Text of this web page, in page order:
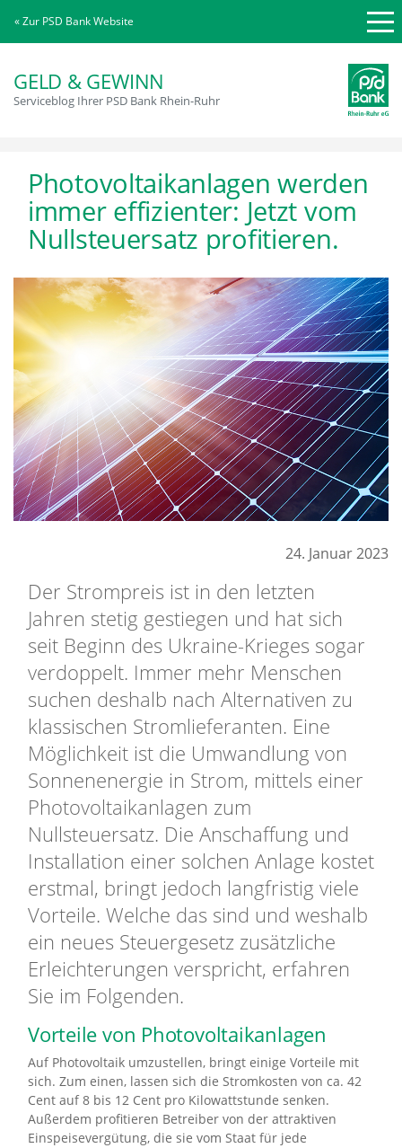
« Zur PSD Bank Website
GELD & GEWINN
Serviceblog Ihrer PSD Bank Rhein-Ruhr
Photovoltaikanlagen werden
immer effizienter: Jetzt vom
Nullsteuersatz profitieren.
24. Januar 2023
Der Strompreis ist in den letzten
Jahren stetig gestiegen und hat sich
seit Beginn des Ukraine-Krieges sogar
verdoppelt. Immer mehr Menschen
suchen deshalb nach Alternativen zu
klassischen Stromlieferanten. Eine
Möglichkeit ist die Umwandlung von
Sonnenenergie in Strom, mittels einer
Photovoltaikanlagen zum
Nullsteuersatz. Die Anschaffung und
Installation einer solchen Anlage kostet
erstmal, bringt jedoch langfristig viele
Vorteile. Welche das sind und weshalb
ein neues Steuergesetz zusätzliche
Erleichterungen verspricht, erfahren
Sie im Folgenden.
Vorteile von Photovoltaikanlagen
Auf Photovoltaik umzustellen, bringt einige Vorteile mit
sich. Zum einen, lassen sich die Stromkosten von ca. 42
Cent auf 8 bis 12 Cent pro Kilowattstunde senken.
Außerdem profitieren Betreiber von der attraktiven
Einspeisevergütung, die sie vom Staat für jede